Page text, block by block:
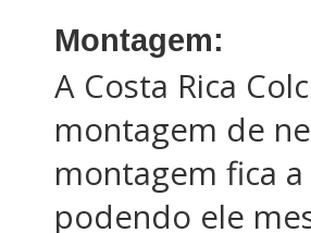
Montagem:
A Costa Rica
montagem de
montagem fica
podendo ele